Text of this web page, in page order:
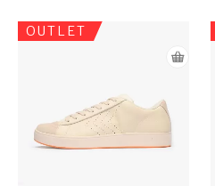
OUTLET